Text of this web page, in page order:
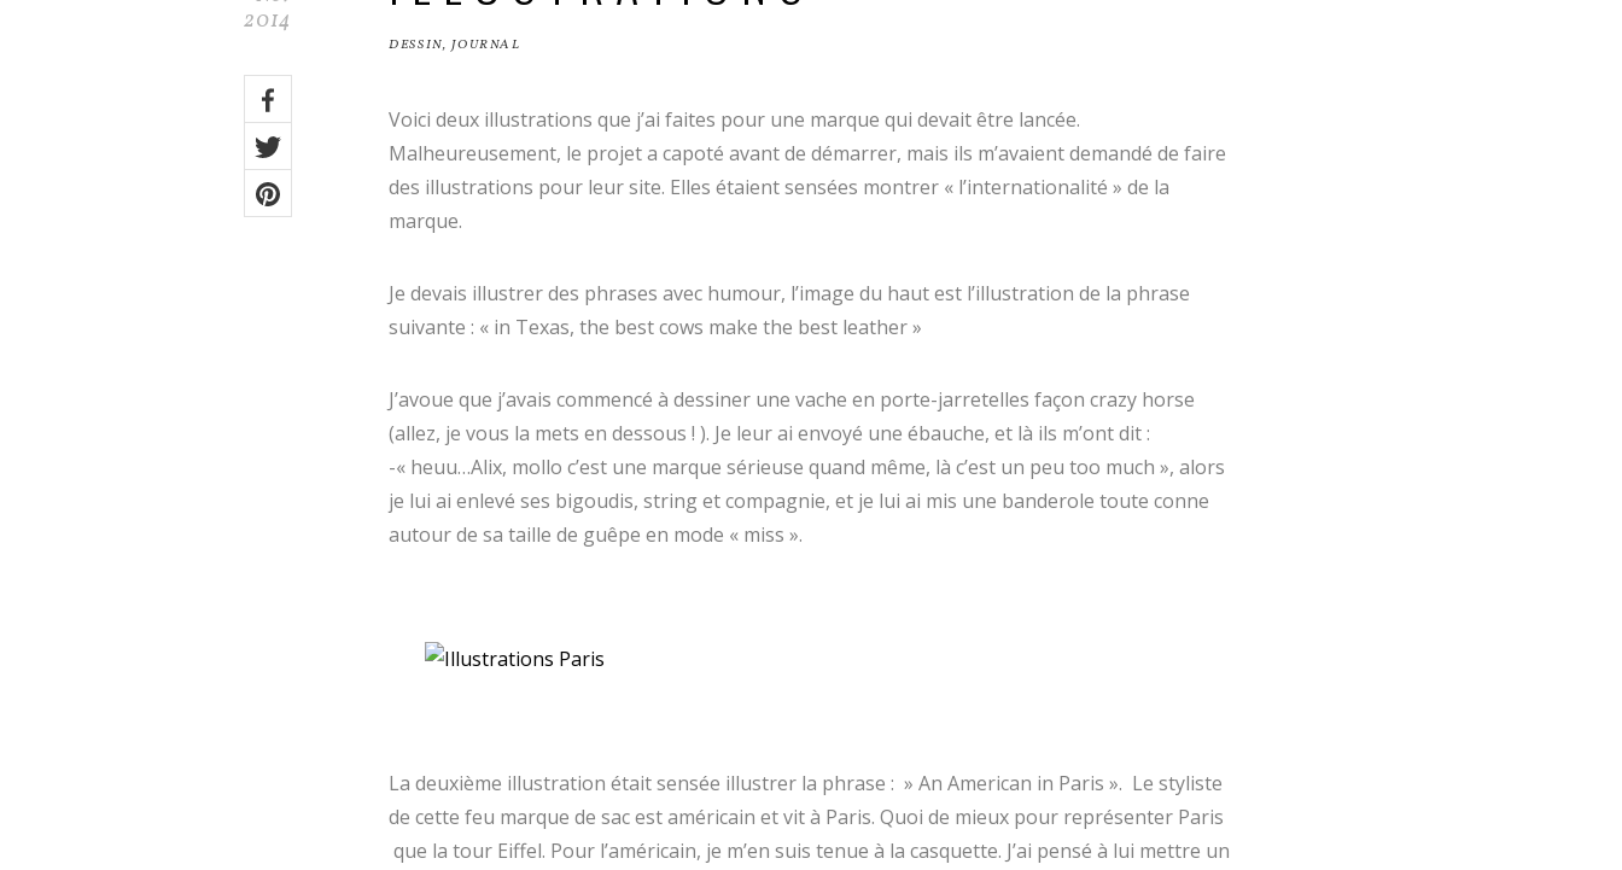
2014
DESSIN,JOURNAL
Share
on:Facebook
Twitter
Pinterest
Voici deux illustrations que j’ai faites pour une marque qui devait être lancée.
Malheureusement, le projet a capoté avant de démarrer, mais ils m’avaient demandé de faire
des illustrations pour leur site. Elles étaient sensées montrer « l’internationalité » de la
marque.
Je devais illustrer des phrases avec humour, l’image du haut est l’illustration de la phrase
suivante : « in Texas, the best cows make the best leather »
J’avoue que j’avais commencé à dessiner une vache en porte-jarretelles façon crazy horse
(allez, je vous la mets en dessous ! ). Je leur ai envoyé une ébauche, et là ils m’ont dit :
-« heuu…Alix, mollo c’est une marque sérieuse quand même, là c’est un peu too much », alors
je lui ai enlevé ses bigoudis, string et compagnie, et je lui ai mis une banderole toute conne
autour de sa taille de guêpe en mode « miss ».
La deuxième illustration était sensée illustrer la phrase : » An American in Paris ». Le styliste
de cette feu marque de sac est américain et vit à Paris. Quoi de mieux pour représenter Paris
que la tour Eiffel. Pour l’américain, je m’en suis tenue à la casquette. J’ai pensé à lui mettre un